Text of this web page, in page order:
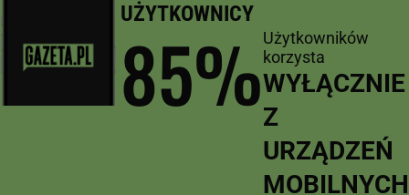
UŻYTKOWNICY
85%Użytkowników
korzysta
WYŁĄCZNIE
Z
URZĄDZEŃ
MOBILNYCH